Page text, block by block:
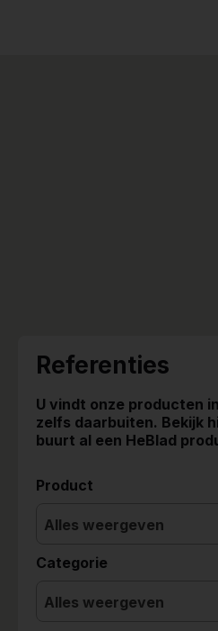
Referenties
U vindt onze producten
zelfs daarbuiten. Bekijk
buurt al een HeBlad
Product
Alles weergeven
Categorie
Alles weergeven